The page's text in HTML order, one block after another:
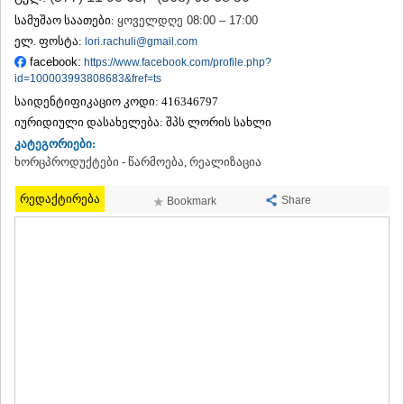
ᲗᲔᲠᲯᲝᲚᲐ
ᲡᲐᲛᲢᲠᲔᲓᲘᲐ
ᲡᲐᲩᲮᲔᲠᲔ
ᲢᲧᲘᲑᲣᲚᲘ
ᲥᲣᲗᲐᲘᲡᲘ
ᲬᲧᲐᲚᲢᲣᲑᲝ
ᲭᲘᲐᲗᲣᲠᲐ
ᲮᲐᲠᲐᲒᲐᲣᲚᲘ
ᲮᲝᲜᲘ
ᲐᲮᲛᲔᲢᲐ
ᲒᲣᲠᲯᲐᲐᲜᲘ
სამუშაო საათები: ყოველდღე 08:00 – 17:00
ელ. ფოსტა: lori.rachuli@gmail.com
facebook: https://www.facebook.com/profile.php?
id=100003993808683&fref=ts
საიდენტიფიკაციო კოდი: 416346797
იურიდიული დასახელება: შპს ლორის სახლი
კატეგორიები:
ხორცპროდუქტები - წარმოება, რეალიზაცია
რედაქტირება Bookmark Share